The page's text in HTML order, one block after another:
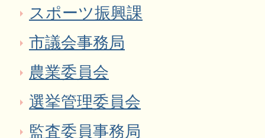
スポーツ振興課
市議会事務局
農業委員会
選挙管理委員会
監査委員事務局